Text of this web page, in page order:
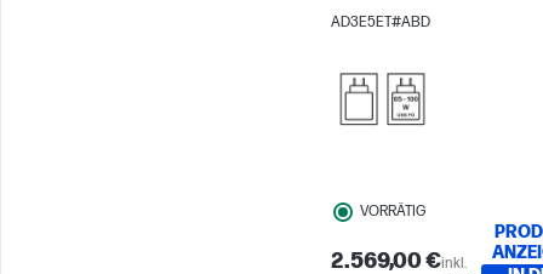
Radeon™ 780M Grafikkarte
AD3E5ET#ABD
VORRÄTIG
2.569,00 €inkl.